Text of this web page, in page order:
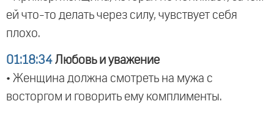
ей что-то делать через силу, чувствует себя
плохо.
01:18:34 Любовь и уважение
• Женщина должна смотреть на мужа с
восторгом и говорить ему комплименты.